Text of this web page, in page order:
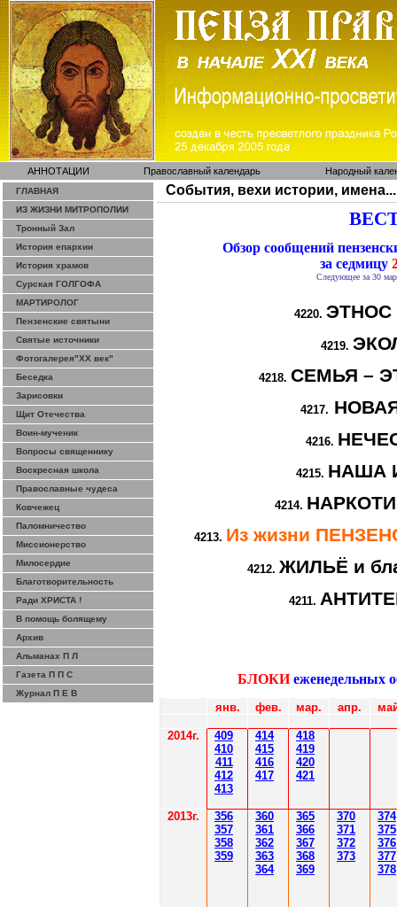
АННОТАЦИИ Православный календарь Народный
ГЛАВНАЯ
ИЗ ЖИЗНИ МИТРОПОЛИИ
Тронный Зал
История епархии
История храмов
Сурская ГОЛГОФА
МАРТИРОЛОГ
Пензенские святыни
Святые источники
Фотогалерея"ХХ век"
Беседка
Зарисовки
Щит Отечества
Воин-мученик
Вопросы священнику
Воскресная школа
Православные чудеса
Ковчежец
Паломничество
Миссионерство
Милосердие
Благотворительность
Ради ХРИСТА !
В помощь болящему
Архив
Альманах П Л
Газета П П С
Журнал П Е В
События, вехи истории, имена...
Обзор сообщений
за седмицу
Следующее за 30
4220. ЭТНОС
4219.
4218. СЕМЬЯ –
4217.
4216.
4215. НАША
4214.
4213. Из жизни
4212. ЖИЛЬЁ и
4211.
БЛОКИ еженедельных
янв. фев. мар. апр.
2014г. 409
410
411
412
413
414
415
416
417
418
419
420
421
2013г.
356
357
358
359
360
361
362
363
364
365
366
367
368
369
370
371
372
373
374
375
376
377
378